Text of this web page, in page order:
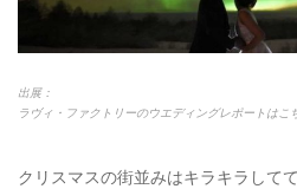
出展：
ラヴィ・ファクトリーのウエディングレポートは
クリスマスの街並みはキラキラして